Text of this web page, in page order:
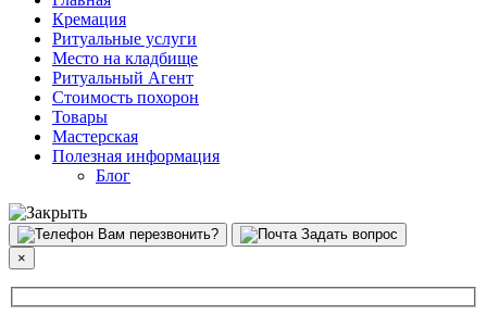
Кремация
Ритуальные услуги
Место на кладбище
Ритуальный Агент
Стоимость похорон
Товары
Мастерская
Полезная информация
Блог
Вам перезвонить?
Задать вопрос
×